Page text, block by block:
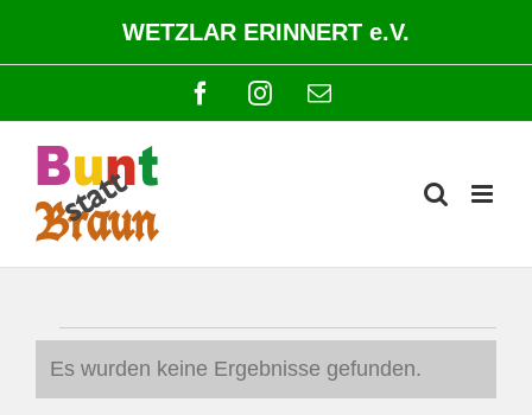
springen
WETZLAR ERINNERT e.V.
FacebookInstagram
E-
Mail
Veranstaltungen
Hinweis
Es wurden keine Ergebnisse gefunden.